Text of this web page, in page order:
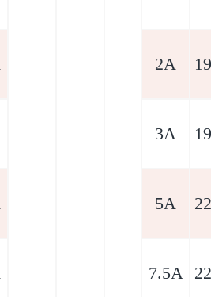
2A
3A
5A
7.5A